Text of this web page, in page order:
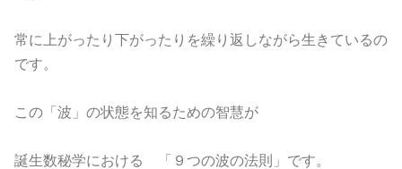
常に上がったり下がったりを繰り返しながら生きているの
です。
この「波」の状態を知るための智慧が
誕生数秘学における 「９つの波の法則」です。